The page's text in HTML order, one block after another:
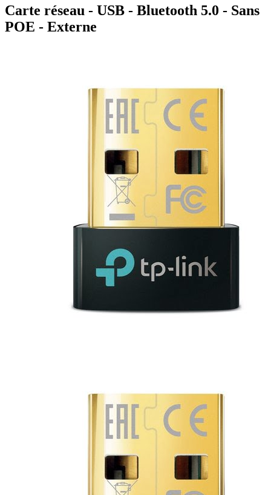
Carte réseau - USB - Bluetooth 5.0 - Sans
POE - Externe